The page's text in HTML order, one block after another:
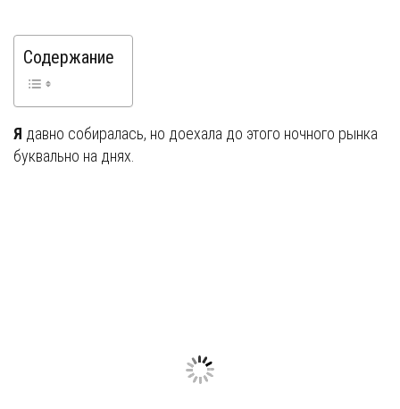
Содержание
Я давно собиралась, но доехала до этого ночного рынка
буквально на днях.